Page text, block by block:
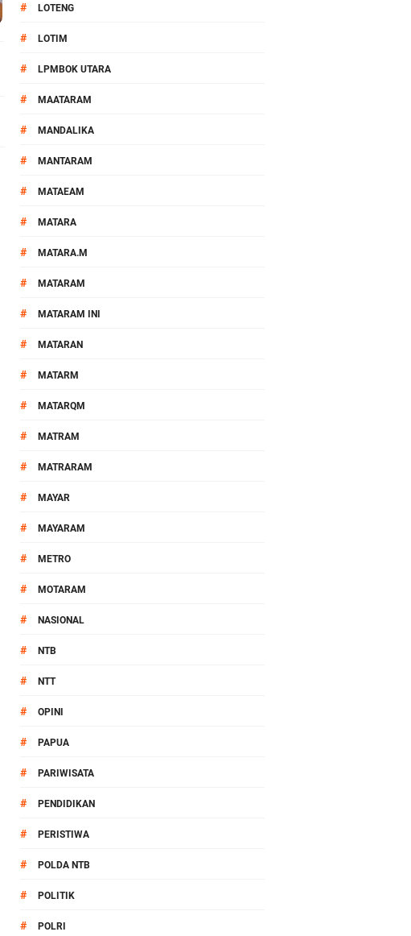
# LOTENG
# LOTIM
# LPMBOK UTARA
# MAATARAM
# MANDALIKA
# MANTARAM
# MATAEAM
# MATARA
# MATARA.M
# MATARAM
# MATARAM INI
# MATARAN
# MATARM
# MATARQM
# MATRAM
# MATRARAM
# MAYAR
# MAYARAM
# METRO
# MOTARAM
# NASIONAL
# NTB
# NTT
# OPINI
# PAPUA
# PARIWISATA
# PENDIDIKAN
# PERISTIWA
# POLDA NTB
# POLITIK
# POLRI